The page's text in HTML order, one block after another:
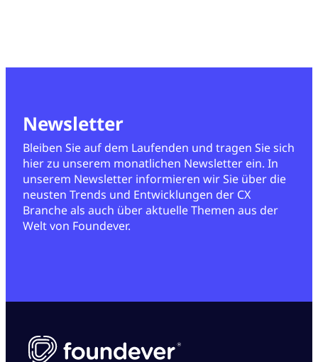
Newsletter
Bleiben Sie auf dem Laufenden und tragen Sie sich
hier zu unserem monatlichen Newsletter ein. In
unserem Newsletter informieren wir Sie über die
neusten Trends und Entwicklungen der CX
Branche als auch über aktuelle Themen aus der
Welt von Foundever.